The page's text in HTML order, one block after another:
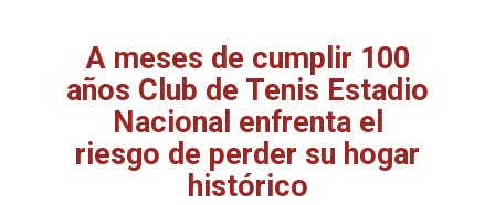
A meses de cumplir 100
años Club de Tenis Estadio
Nacional enfrenta el
riesgo de perder su hogar
histórico